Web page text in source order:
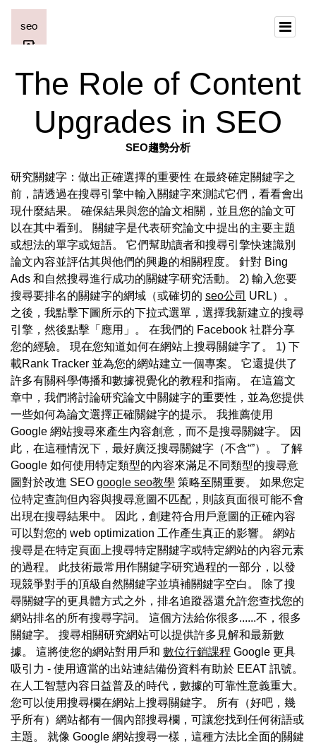
The Role of Content
Upgrades in SEO
SEO趨勢分析
研究關鍵字：做出正確選擇的重要性 在最終確定關鍵字之
前，請透過在搜尋引擎中輸入關鍵字來測試它們，看看會出
現什麼結果。 確保結果與您的論文相關，並且您的論文可
以在其中看到。 關鍵字是代表研究論文中提出的主要主題
或想法的單字或短語。 它們幫助讀者和搜尋引擎快速識別
論文內容並評估其與他們的興趣的相關程度。 針對 Bing
Ads 和自然搜尋進行成功的關鍵字研究活動。 2) 輸入您要
搜尋要排名的關鍵字的網域（或確切的 seo公司 URL）。
之後，我點擊下圖所示的下拉式選單，選擇我新建立的搜尋
引擎，然後點擊「應用」。 在我們的 Facebook 社群分享
您的經驗。 現在您知道如何在網站上搜尋關鍵字了。 1) 下
載Rank Tracker 並為您的網站建立一個專案。 它還提供了
許多有關科學傳播和數據視覺化的教程和指南。 在這篇文
章中，我們將討論研究論文中關鍵字的重要性，並為您提供
一些如何為論文選擇正確關鍵字的提示。 我推薦使用
Google 網站搜尋來產生內容創意，而不是搜尋關鍵字。 因
此，在這種情況下，最好廣泛搜尋關鍵字（不含“”）。 了解
Google 如何使用特定類型的內容來滿足不同類型的搜尋意
圖對於改進 SEO google seo教學 策略至關重要。 如果您定
位特定查詢但內容與搜尋意圖不匹配，則該頁面很可能不會
出現在搜尋結果中。 因此，創建符合用戶意圖的正確內容
可以對您的 web optimization 工作產生真正的影響。 網站
搜尋是在特定頁面上搜尋特定關鍵字或特定網站的內容元素
的過程。 此技術最常用作關鍵字研究過程的一部分，以發
現競爭對手的頂級自然關鍵字並填補關鍵字空白。 除了搜
尋關鍵字的更具體方式之外，排名追蹤器還允許您查找您的
網站排名的所有搜尋字詞。 這個方法給你很多......不，很多
關鍵字。 搜尋相關研究網站可以提供許多見解和最新數
據。 這將使您的網站對用戶和 數位行銷課程 Google 更具
吸引力 - 使用適當的出站連結備份資料有助於 EEAT 訊號。
在人工智慧內容日益普及的時代，數據的可靠性意義重大。
您可以使用搜尋欄在網站上搜尋關鍵字。 所有（好吧，幾
乎所有）網站都有一個內部搜尋欄，可讓您找到任何術語或
主題。 就像 Google 網站搜尋一樣，這種方法比全面的關鍵